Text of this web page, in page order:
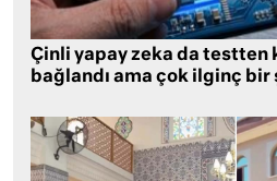
Çinli yapay zeka da testten
bağlandı ama çok ilginç bir